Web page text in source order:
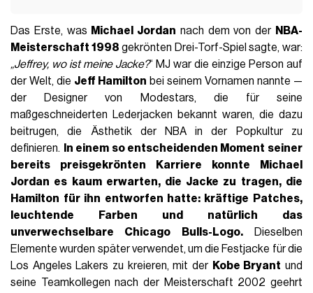
Das Erste, was Michael Jordan nach dem von der NBA-
Meisterschaft 1998 gekrönten Drei-Torf-Spiel sagte, war:
„Jeffrey, wo ist meine Jacke?“ MJ war die einzige Person auf
der Welt, die Jeff Hamilton bei seinem Vornamen nannte —
der Designer von Modestars, die für seine
maßgeschneiderten Lederjacken bekannt waren, die dazu
beitrugen, die Ästhetik der NBA in der Popkultur zu
definieren.
In einem so entscheidenden Moment seiner
bereits preisgekrönten Karriere konnte Michael
Jordan es kaum erwarten, die Jacke zu tragen, die
Hamilton für ihn entworfen hatte: kräftige Patches,
leuchtende Farben und natürlich das
unverwechselbare Chicago Bulls-Logo.Dieselben
Elemente wurden später verwendet, um die Festjacke für die
Los Angeles Lakers zu kreieren, mit der Kobe Bryant und
seine Teamkollegen nach der Meisterschaft 2002 geehrt